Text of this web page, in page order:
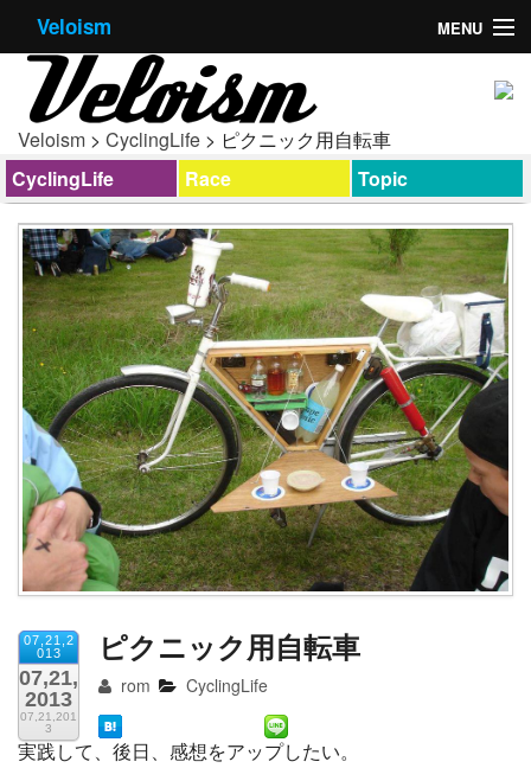
Veloism MENU
HOME
CYCLING LIFE
TOPIC
RACE
Veloism > CyclingLife > ピクニック用自転車
CyclingLife
Race Topic
07,21,2
013
07,21,
2013
07,21,201
3
ピクニック用自転車
rom CyclingLife
実践して、後日、感想をアップしたい。